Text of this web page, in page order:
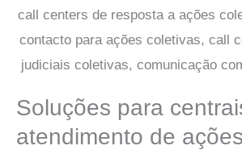
Soluções para
atendimento de